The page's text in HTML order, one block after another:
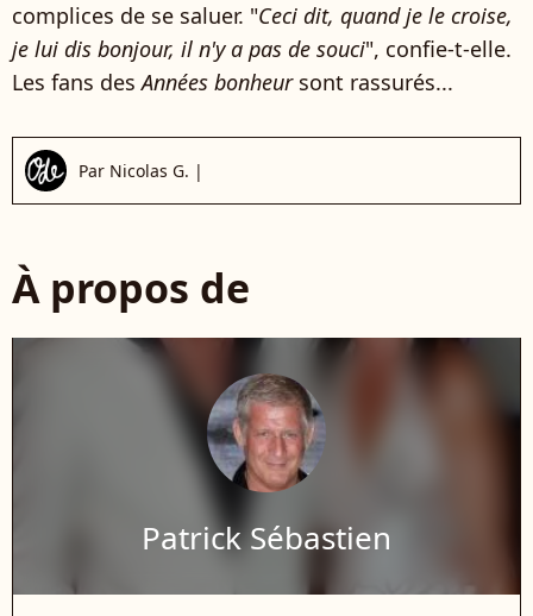
complices de se saluer. "Ceci dit, quand je le croise,
je lui dis bonjour, il n'y a pas de souci", confie-t-elle.
Les fans desAnnées bonheursont rassurés...
Par Nicolas G. |
À propos de
Patrick Sébastien